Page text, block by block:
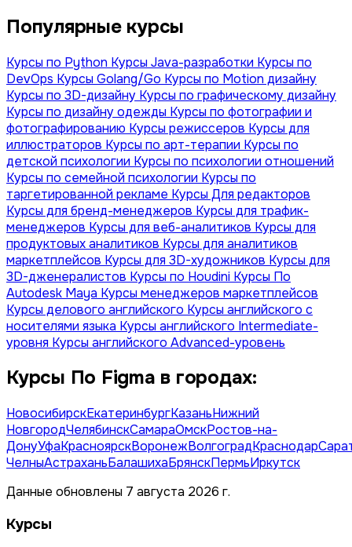
Популярные курсы
Курсы по Python Курсы Java-разработки Курсы по
DevOps Курсы Golang/Go Курсы по Motion дизайну
Курсы по 3D-дизайну Курсы по графическому дизайну
Курсы по дизайну одежды Курсы по фотографии и
фотографированию Курсы режиссеров Курсы для
иллюстраторов Курсы по арт-терапии Курсы по
детской психологии Курсы по психологии отношений
Курсы по семейной психологии Курсы по
таргетированной рекламе Курсы Для редакторов
Курсы для бренд-менеджеров Курсы для трафик-
менеджеров Курсы для веб-аналитиков Курсы для
продуктовых аналитиков Курсы для аналитиков
маркетплейсов Курсы для 3D-художников Курсы для
3D-дженералистов Курсы по Houdini Курсы По
Autodesk Maya Курсы менеджеров маркетплейсов
Курсы делового английского Курсы английского с
носителями языка Курсы английского Intermediate-
уровня Курсы английского Advanced-уровень
Курсы По Figma в городах:
НовосибирскЕкатеринбургКазаньНижний
НовгородЧелябинскСамараОмскРостов-на-
ДонуУфаКрасноярскВоронежВолгоградКраснодар
ЧелныАстраханьБалашихаБрянскПермьИркутск
Данные обновлены 7 августа 2026 г.
Курсы